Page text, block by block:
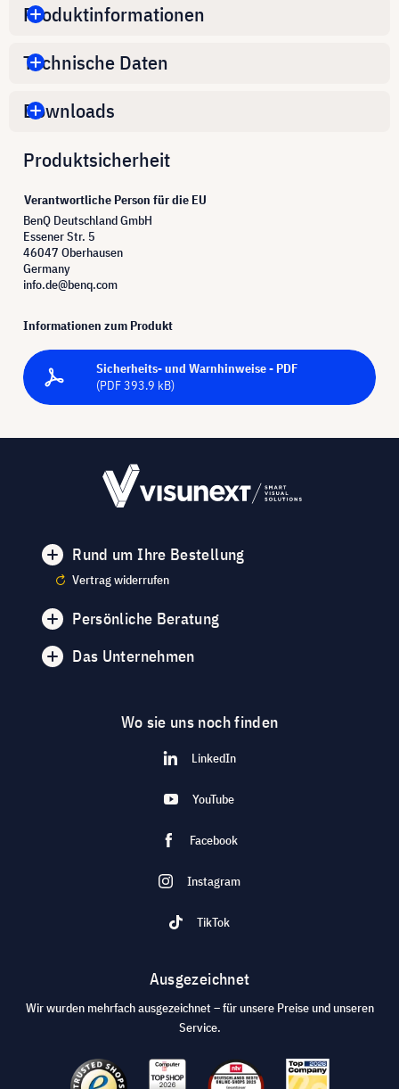
Produktinformationen
Technische Daten
Downloads
Produktsicherheit
Verantwortliche Person für die EU
BenQ Deutschland GmbH
Essener Str. 5
46047 Oberhausen
Germany
info.de@benq.com
Informationen zum Produkt
Sicherheits- und Warnhinweise - PDF
(PDF 393.9 kB)
Rund um Ihre Bestellung
Vertrag widerrufen
Persönliche Beratung
Das Unternehmen
Wo sie uns noch finden
LinkedIn
YouTube
Facebook
Instagram
TikTok
Ausgezeichnet
Wir wurden mehrfach ausgezeichnet – für unsere Preise und unseren
Service.